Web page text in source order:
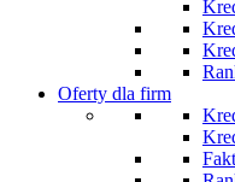
Oferty dla firm